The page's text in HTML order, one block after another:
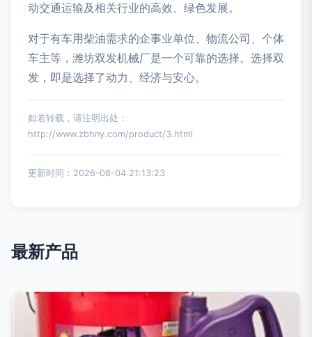
动交通运输及相关行业的高效、绿色发展。
对于有车用柴油需求的企事业单位、物流公司、个体
车主等，潍坊双发机械厂是一个可靠的选择。选择双
发，即是选择了动力、经济与安心。
如若转载，请注明出处：
http://www.zbhny.com/product/3.html
更新时间：2026-08-04 21:13:23
最新产品